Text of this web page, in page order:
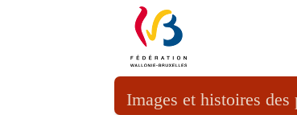
Images et histoires